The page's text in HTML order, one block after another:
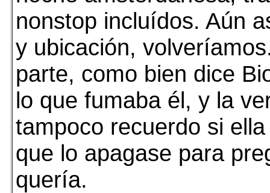
nonstop incluídos. Aún
y ubicación,
parte, como bien dice
lo que fumaba él, y la
tampoco recuerdo si
que lo apagase para
quería.